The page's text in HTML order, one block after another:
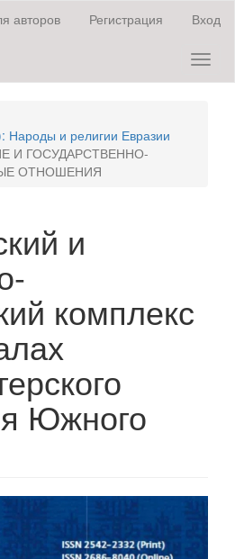
авторов Регистрация Вход
и религии Евразии
И ГОСУДАРСТВЕННО-
ОТНОШЕНИЯ
и
комплекс
Южного